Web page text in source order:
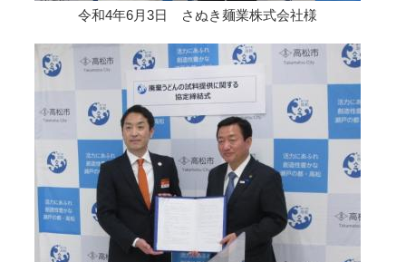
令和4年6月3日 さぬき麺業株式会社様